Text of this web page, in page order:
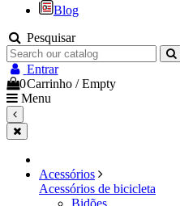
Blog
Pesquisar
Entrar
0Carrinho /Empty
Menu
Acessórios
Acessórios de bicicleta
Bidões